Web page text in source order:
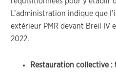
L’administration indique que
extérieur PMR devant Breil IV
2022.
Restauration collective